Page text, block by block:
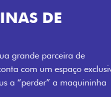
somente pela fechadura.
mais fluidez para o seu